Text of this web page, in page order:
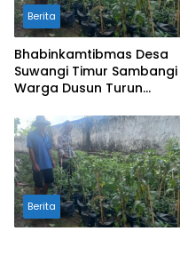
Berita
Bhabinkamtibmas Desa
Suwangi Timur Sambangi
Warga Dusun Turun
Bersama Jaga
Berita